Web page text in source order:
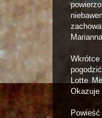
Lotte
Okazuje